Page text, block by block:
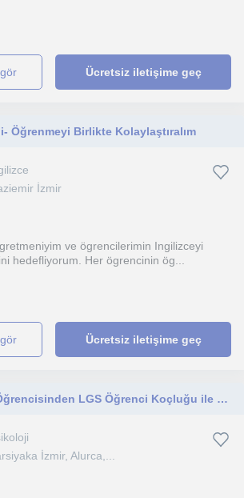
gör Ücretsiz iletişime geç
Öğrenmeyi Birlikte Kolaylaştıralım
İzmir
ve ögrencilerimin Ingilizceyi
hedefliyorum. Her ögrencinin ög...
gör Ücretsiz iletişime geç
LGS 2026 Derece Öğrencisinden LGS Öğrenci Koçluğu ile Psikolojik Destek & Analizler
İzmir, Alurca,...